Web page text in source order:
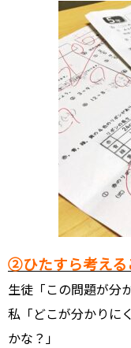
②ひたすら考える
生徒「この問題が分
私「どこが分かりに
かな？」